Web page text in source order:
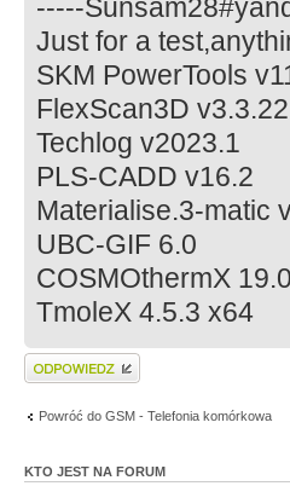
-----
Just for a
SKM PowerTools
FlexScan3D
Techlog v2023.1
PLS-CADD v16.2
Materialise.3-matic
UBC-GIF 6.0
COSMOthermX
TmoleX 4.5.3 x64
Wyślij odpowiedź
Powróć do GSM - Telefonia komórkowa
KTO JEST NA FORUM